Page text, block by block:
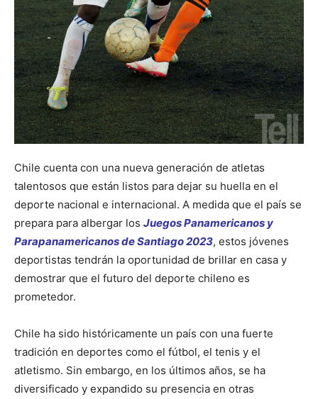
Chile cuenta con una nueva generación de atletas
talentosos que están listos para dejar su huella en el
deporte nacional e internacional. A medida que el país se
prepara para albergar los Juegos Panamericanos y
Parapanamericanos de Santiago 2023, estos jóvenes
deportistas tendrán la oportunidad de brillar en casa y
demostrar que el futuro del deporte chileno es
prometedor.
Chile ha sido históricamente un país con una fuerte
tradición en deportes como el fútbol, el tenis y el
atletismo. Sin embargo, en los últimos años, se ha
diversificado y expandido su presencia en otras